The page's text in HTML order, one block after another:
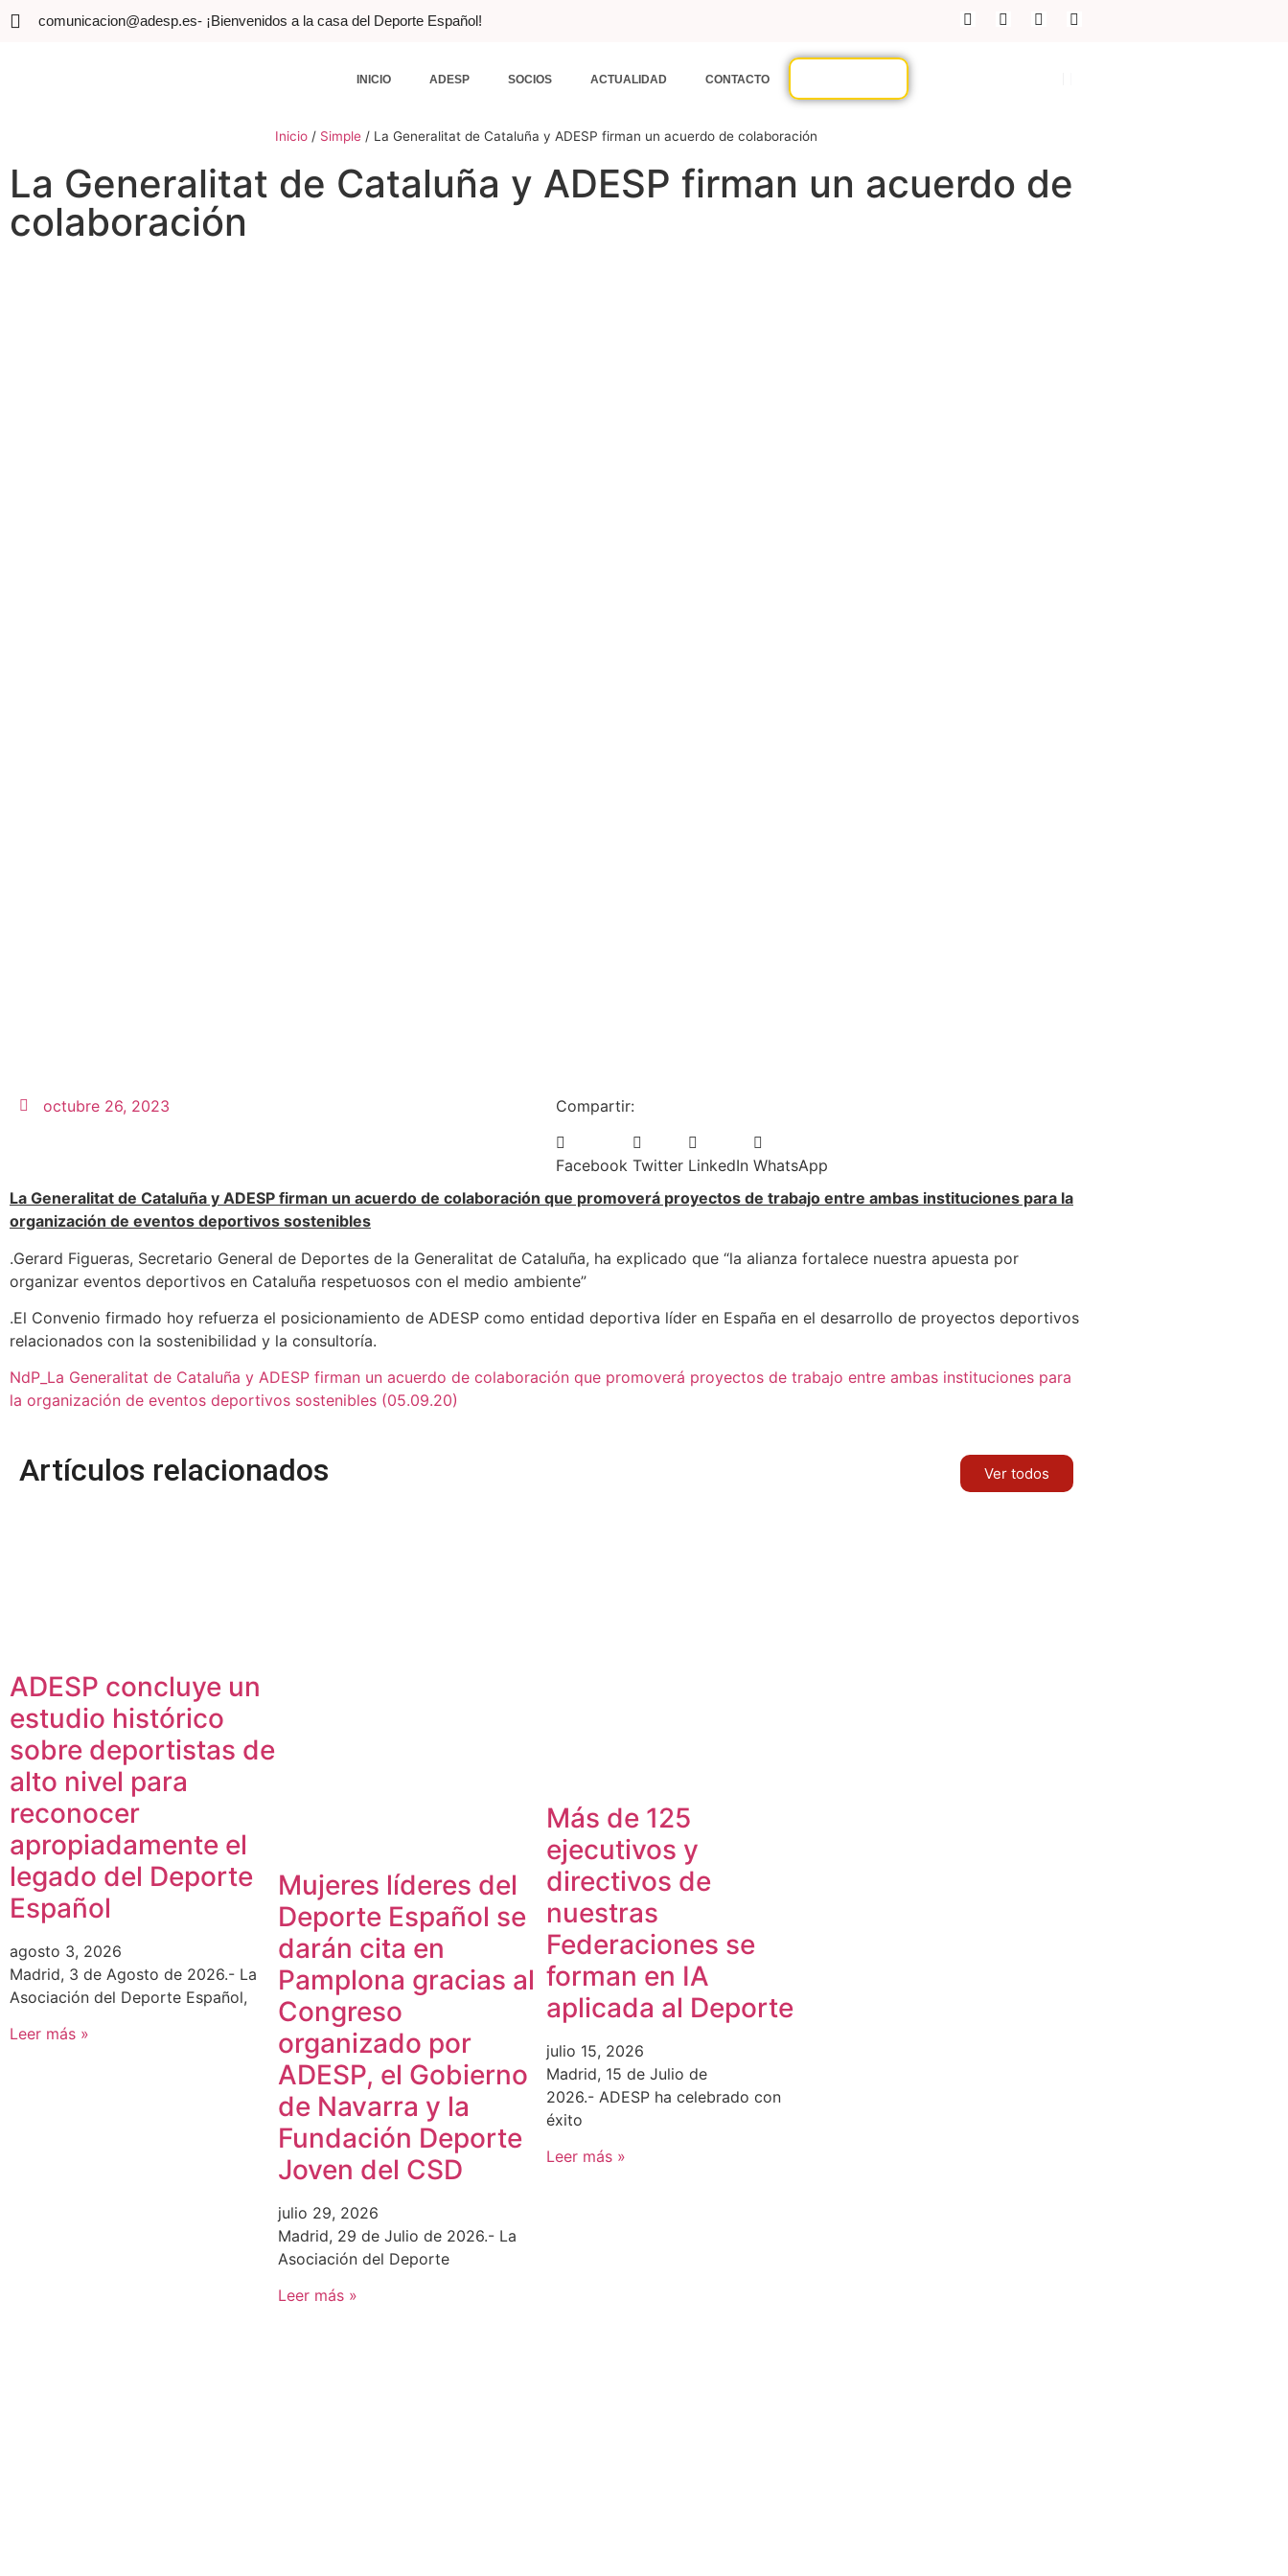
comunicacion@adesp.es- ¡Bienvenidos a la casa del Deporte Español!
INICIO ADESP SOCIOS ACTUALIDAD CONTACTO
Inicio / Simple / La Generalitat de Cataluña y ADESP firman un acuerdo de colaboración
La Generalitat de Cataluña y ADESP firman un acuerdo de
colaboración
octubre 26, 2023 Compartir:
Facebook Twitter LinkedIn WhatsApp
La Generalitat de Cataluña y ADESP firman un acuerdo de colaboración que promoverá proyectos de trabajo entre ambas instituciones para la
organización de eventos deportivos sostenibles
.Gerard Figueras, Secretario General de Deportes de la Generalitat de Cataluña, ha explicado que “la alianza fortalece nuestra apuesta por
organizar eventos deportivos en Cataluña respetuosos con el medio ambiente”
.El Convenio firmado hoy refuerza el posicionamiento de ADESP como entidad deportiva líder en España en el desarrollo de proyectos deportivos
relacionados con la sostenibilidad y la consultoría.
NdP_La Generalitat de Cataluña y ADESP firman un acuerdo de colaboración que promoverá proyectos de trabajo entre ambas instituciones para
la organización de eventos deportivos sostenibles (05.09.20)
Artículos relacionados Ver todos
ADESP concluye un
estudio histórico
sobre deportistas de
alto nivel para
reconocer
apropiadamente el
legado del Deporte
Español
agosto 3, 2026
Madrid, 3 de Agosto de 2026.- La
Asociación del Deporte Español,
Leer más »
Mujeres líderes del
Deporte Español se
darán cita en
Pamplona gracias al
Congreso
organizado por
ADESP, el Gobierno
de Navarra y la
Fundación Deporte
Joven del CSD
julio 29, 2026
Madrid, 29 de Julio de 2026.- La
Asociación del Deporte
Leer más »
Más de 125
ejecutivos y
directivos de
nuestras
Federaciones se
forman en IA
aplicada al Deporte
julio 15, 2026
Madrid, 15 de Julio de
2026.- ADESP ha celebrado con
éxito
Leer más »